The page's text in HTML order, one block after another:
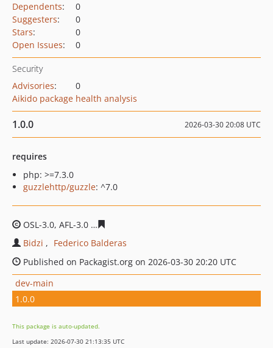
Dependents:
0
Suggesters:
0
Stars:
0
Open Issues: 0
Security
Advisories:
0
Aikido package health analysis
1.0.0 2026-03-30 20:08 UTC
requires
php: >=7.3.0
guzzlehttp/guzzle: ^7.0
OSL-3.0, AFL-3.0
Bidzi
Federico Balderas
Published on Packagist.org on 2026-03-30 20:20 UTC
dev-main
1.0.0
This package is auto-updated.
Last update: 2026-07-30 21:13:35 UTC